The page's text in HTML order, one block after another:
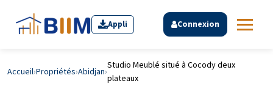
Appli Connexion
Accueil›Propriétés›Abidjan›
Studio Meublé situé à Cocody deux
plateaux